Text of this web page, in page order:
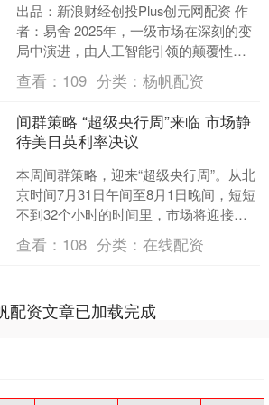
出品：新浪财经创投Plus创元网配资 作
者：易舍 2025年，一级市场在深刻的变
局中演进，由人工智能引领的颠覆性技
术浪潮席卷全球。资本向少数头部项目
集聚，Ope....
查看： 109 分类：杨帆配资
间群策略 “超级央行周”来临 市场静
待美日英利率决议
本周间群策略，迎来“超级央行周”。从北
京时间7月31日午间至8月1日晚间，短短
不到32个小时的时间里，市场将迎接美
日英央行的利率决议。 其中，美联储利
率决议无疑....
查看： 108 分类：在线配资
配资文章已加载完成